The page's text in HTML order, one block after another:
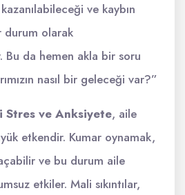
kazanılabileceği ve kaybın
durum olarak
da hemen akla bir soru
nasıl bir geleceği var?”
Stres ve Anksiyete, aile
etkendir. Kumar oynamak,
ve bu durum aile
etkiler. Mali sıkıntılar,